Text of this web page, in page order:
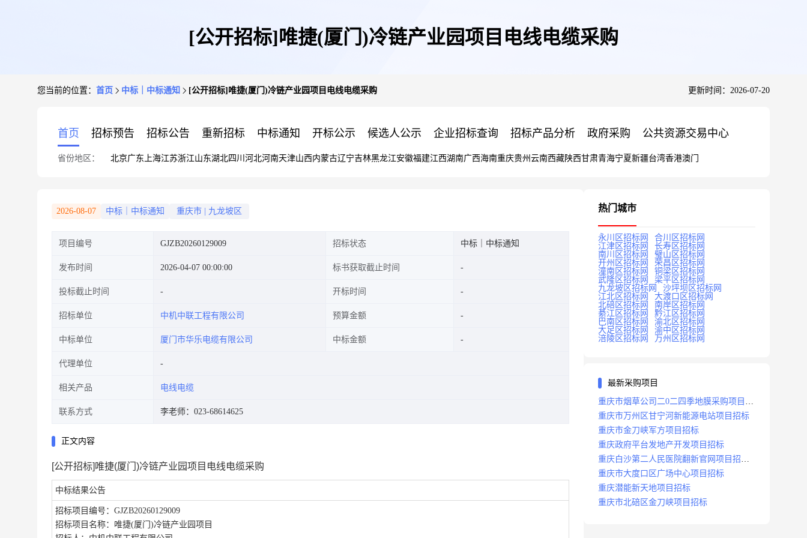
[公开招标]唯捷(厦门)冷链产业园项目电线电缆采购
您当前的位置： 首页 中标｜中标通知 [公开招标]唯捷(厦门)冷链产业园项目电线电缆采购 更新时间：2026-07-20
首页 招标预告 招标公告 重新招标 中标通知 开标公示 候选人公示 企业招标查询 招标产品分析 政府采购 公共资源交易中心
省份地区： 北京广东 上海江苏浙江山东湖北四川 河北河南天津山西内蒙古辽宁吉林黑龙江安徽福建江西湖南广西海南重庆贵州 云南西藏陕西甘肃青海宁夏新疆台湾香港澳门
2026-08-07 中标｜中标通知 重庆市 九龙坡区
项目编号 GJZB20260129009 招标状态 中标｜中标通知
发布时间 2026-04-07 00:00:00 标书获取截止时间
投标截止时间 开标时间
招标单位 中机中联工程有限公司 预算金额
中标单位 厦门市华乐电缆有限公司 中标金额
代理单位
相关产品 电线电缆
联系方式 李老师：023-68614625
正文内容
[公开招标]唯捷(厦门)冷链产业园项目电线电缆采购
中标结果公告
招标项目编号：GJZB20260129009
招标项目名称：唯捷(厦门)冷链产业园项目
热门城市
永川区招标网
合川区招标网
江津区招标网
长寿区招标网
南川区招标网
璧山区招标网
开州区招标网
荣昌区招标网
潼南区招标网
铜梁区招标网
武隆区招标网
梁平区招标网
九龙坡区招标网
沙坪坝区招标网
江北区招标网
大渡口区招标网
北碚区招标网
南岸区招标网
綦江区招标网
黔江区招标网
巴南区招标网
渝北区招标网
大足区招标网
渝中区招标网
涪陵区招标网
万州区招标网
最新采购项目
重庆市烟草公司二0二四季地膜采购项目招
标公告
重庆市万州区甘宁河新能源电站项目招标
重庆市金刀峡军方项目招标
重庆政府平台发地产开发项目招标
重庆白沙第二人民医院翻新官网项目招标
公告
重庆市大度口区广场中心项目招标
重庆潜能新天地项目招标
重庆市北碚区金刀峡项目招标